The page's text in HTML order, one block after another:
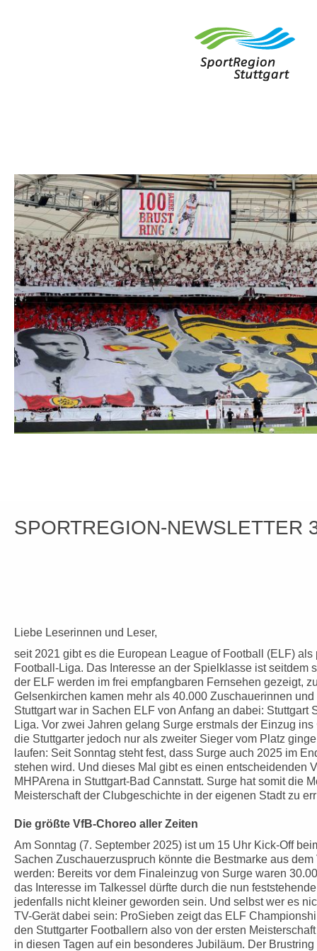
SPORTREGION-NEWSLETTER
Liebe Leserinnen und Leser,
seit 2021 gibt es die European League of Football (ELF)
Football-Liga. Das Interesse an der Spielklasse ist seitdem
der ELF werden im frei empfangbaren Fernsehen gezeigt,
Gelsenkirchen kamen mehr als 40.000 Zuschauerinnen
Stuttgart war in Sachen ELF von Anfang an dabei: Stuttgart
Liga. Vor zwei Jahren gelang Surge erstmals der Einzug
die Stuttgarter jedoch nur als zweiter Sieger vom Platz
laufen: Seit Sonntag steht fest, dass Surge auch 2025 im
stehen wird. Und dieses Mal gibt es einen entscheidenden
MHPArena in Stuttgart-Bad Cannstatt. Surge hat somit die
Meisterschaft der Clubgeschichte in der eigenen Stadt zu
Die größte VfB-Choreo aller Zeiten
Am Sonntag (7. September 2025) ist um 15 Uhr Kick-Off
Sachen Zuschauerzuspruch könnte die Bestmarke aus
werden: Bereits vor dem Finaleinzug von Surge waren
das Interesse im Talkessel dürfte durch die nun
jedenfalls nicht kleiner geworden sein. Und selbst wer es
TV-Gerät dabei sein: ProSieben zeigt das ELF
den Stuttgarter Footballern also von der ersten
in diesen Tagen auf ein besonderes Jubiläum. Der